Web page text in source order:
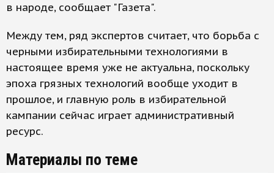
в народе, сообщает "Газета".
Между тем, ряд экспертов считает, что борьба с
черными избирательными технологиями в
настоящее время уже не актуальна, поскольку
эпоха грязных технологий вообще уходит в
прошлое, и главную роль в избирательной
кампании сейчас играет административный
ресурс.
Материалы по теме